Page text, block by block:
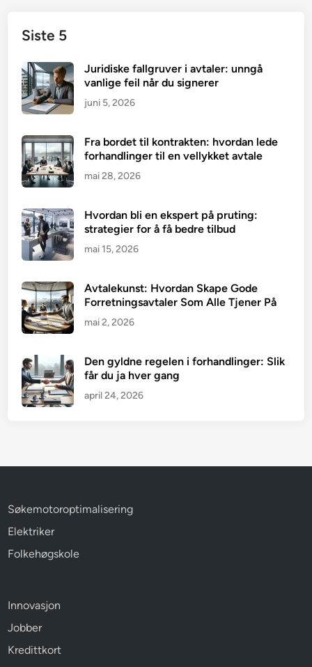
Siste 5
Juridiske fallgruver i avtaler: unngå
vanlige feil når du signerer
juni 5, 2026
Fra bordet til kontrakten: hvordan lede
forhandlinger til en vellykket avtale
mai 28, 2026
Hvordan bli en ekspert på pruting:
strategier for å få bedre tilbud
mai 15, 2026
Avtalekunst: Hvordan Skape Gode
Forretningsavtaler Som Alle Tjener På
mai 2, 2026
Den gyldne regelen i forhandlinger: Slik
får du ja hver gang
april 24, 2026
Søkemotoroptimalisering
Elektriker
Folkehøgskole
Innovasjon
Jobber
Kredittkort